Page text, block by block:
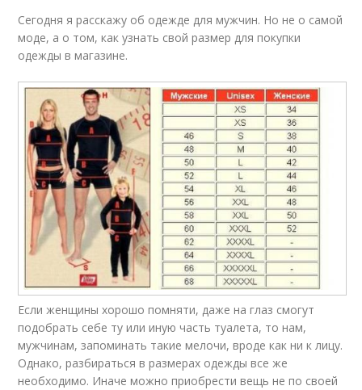
Сегодня я расскажу об одежде для мужчин. Но не о самой
моде, а о том, как узнать свой размер для покупки
одежды в магазине.
Если женщины хорошо помняти, даже на глаз смогут
подобрать себе ту или иную часть туалета, то нам,
мужчинам, запоминать такие мелочи, вроде как ни к лицу.
Однако, разбираться в размерах одежды все же
необходимо. Иначе можно приобрести вещь не по своей